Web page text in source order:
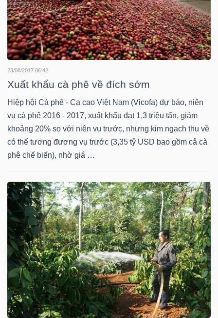
23/08/2017 06:42
Xuất khẩu cà phê về đích sớm
Hiệp hội Cà phê - Ca cao Việt Nam (Vicofa) dự báo, niên
vụ cà phê 2016 - 2017, xuất khẩu đạt 1,3 triệu tấn, giảm
khoảng 20% so với niên vụ trước, nhưng kim ngạch thu về
có thể tương đương vụ trước (3,35 tỷ USD bao gồm cả cà
phê chế biến), nhờ giá …
THẾ
GIỚI
ĐÔNG
TÀI
CHÍNH
NHÂN
PHÂN
TÍCH
VIETSTOCKFINANCE
VĨ